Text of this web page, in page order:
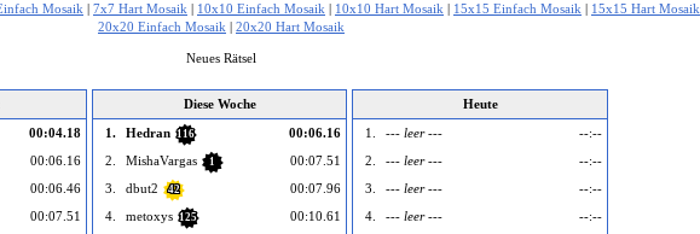
Mosaik | 7x7 Hart Mosaik | 10x10 Einfach Mosaik | 10x10 Hart Mosaik | 15x15 Einfach Mosaik | 15x15 Hart Mosaik
20x20 Einfach Mosaik | 20x20 Hart Mosaik
Neues Rätsel
00:04.18
00:06.16
00:06.46
00:07.51
Diese Woche
1.
Hedran 116
00:06.16
2.
MishaVargas 1
00:07.51
3.
dbut2 42
00:07.96
4.
metoxys 125
00:10.61
Heute
1.
--- leer ---
--:--
2.
--- leer ---
--:--
3.
--- leer ---
--:--
4.
--- leer ---
--:--